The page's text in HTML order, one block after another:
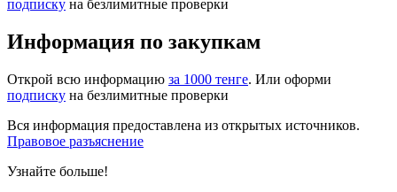
подписку на безлимитные проверки
Информация по закупкам
Открой всю информацию за 1000 тенге. Или оформи
подписку на безлимитные проверки
Вся информация предоставлена из открытых источников.
Правовое разъяснение
Узнайте больше!